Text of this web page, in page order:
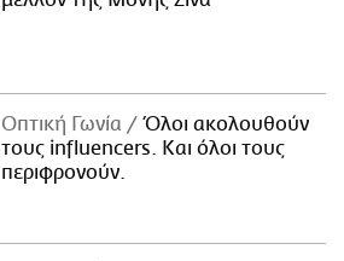
Οπτική Γωνία
Όλοι ακολουθούν
τους influencers. Και όλοι τους
περιφρονούν.